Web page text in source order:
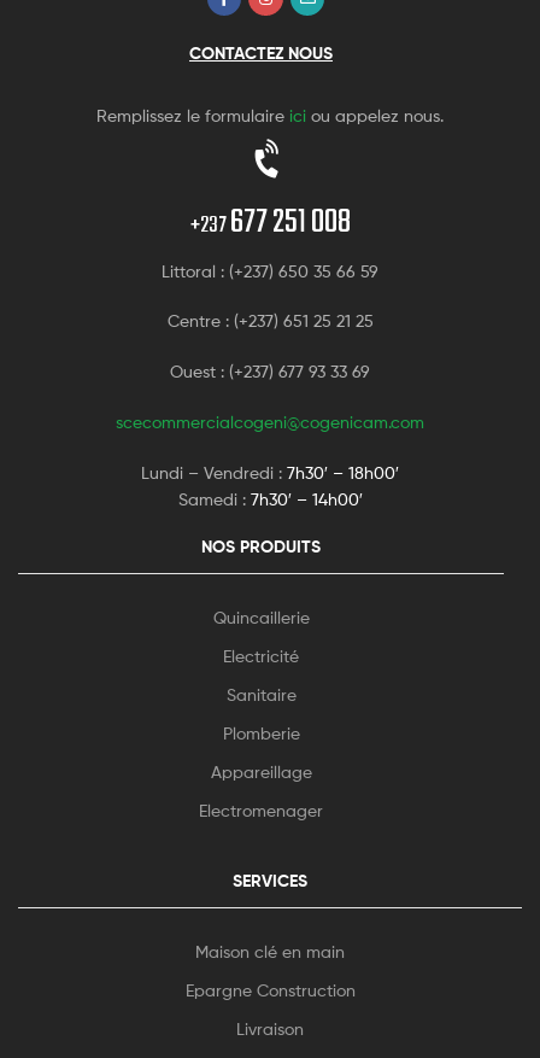
CONTACTEZ NOUS
Remplissez le formulaire ici ou appelez nous.
+237677 251 008
Littoral : (+237) 650 35 66 59
Centre : (+237) 651 25 21 25
Ouest : (+237) 677 93 33 69
scecommercialcogeni@cogenicam.com
Lundi – Vendredi : 7h30′ – 18h00′
Samedi : 7h30′ – 14h00′
NOS PRODUITS
Quincaillerie
Electricité
Sanitaire
Plomberie
Appareillage
Electromenager
SERVICES
Maison clé en main
Epargne Construction
Livraison